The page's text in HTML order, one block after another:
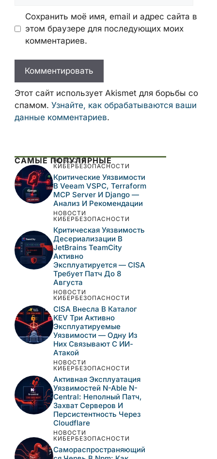
Email
Сохранить моё имя, email и адрес сайта
в этом браузере для последующих моих
комментариев.
Этот сайт использует Akismet для борьбы
со спамом.Узнайте, как обрабатываются
ваши данные комментариев.
САМЫЕ ПОПУЛЯРНЫЕ
НОВОСТИ
КИБЕРБЕЗОПАСНОСТИ
Критические
Уязвимости В Veeam
VSPC, Terraform MCP
Server И Django —
Анализ И Рекомендации
НОВОСТИ
КИБЕРБЕЗОПАСНОСТИ
Критическая
Уязвимость
Десериализации В
JetBrains TeamCity
Активно
Эксплуатируется —
CISA Требует Патч До 8
Августа
НОВОСТИ
КИБЕРБЕЗОПАСНОСТИ
CISA Внесла В Каталог
KEV Три Активно
Эксплуатируемые
Уязвимости — Одну Из
Них Связывают С ИИ-
Атакой
НОВОСТИ
КИБЕРБЕЗОПАСНОСТИ